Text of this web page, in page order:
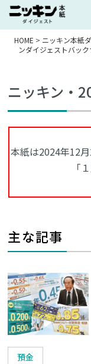
HOME > ニッキン本紙
ンダイジェストバッ
ニッキン・
本紙は2024年12
「
主な記事
預金